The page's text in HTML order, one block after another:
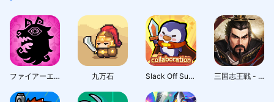
ファイアーエムブレム シャドウズ 九万石 Slack Off Survivor 三国志王戦 - 渡邉義浩教授、絶賛の話題作